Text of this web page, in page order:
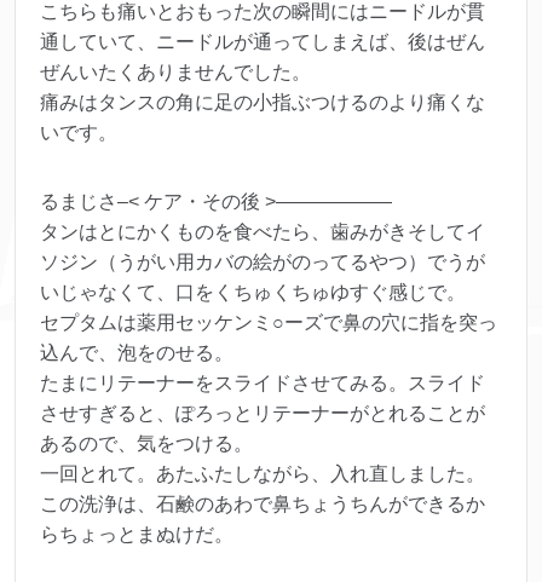
こちらも痛いとおもった次の瞬間にはニードルが貫
通していて、ニードルが通ってしまえば、後はぜん
ぜんいたくありませんでした。
痛みはタンスの角に足の小指ぶつけるのより痛くな
いです。
るまじさ–< ケア・その後 >——————
タンはとにかくものを食べたら、歯みがきそしてイ
ソジン（うがい用カバの絵がのってるやつ）でうが
いじゃなくて、口をくちゅくちゅゆすぐ感じで。
セプタムは薬用セッケンミ○ーズで鼻の穴に指を突っ
込んで、泡をのせる。
たまにリテーナーをスライドさせてみる。スライド
させすぎると、ぽろっとリテーナーがとれることが
あるので、気をつける。
一回とれて。あたふたしながら、入れ直しました。
この洗浄は、石鹸のあわで鼻ちょうちんができるか
らちょっとまぬけだ。